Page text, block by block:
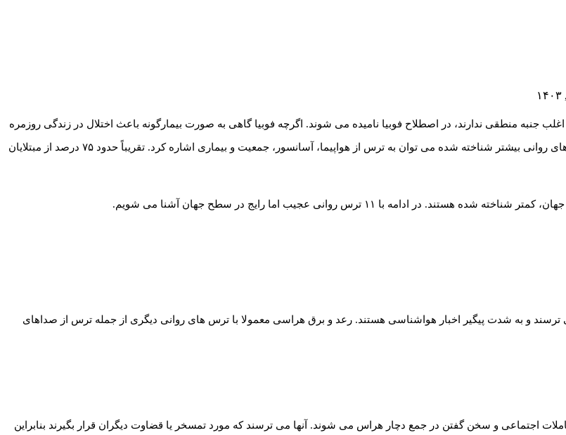
جنبه منطقی ندارند، در اصطلاح فوبیا نامیده می شوند. اگرچه فوبیا گاهی به صورت بیمارگونه باعث اختلال در زندگی روزمره
و اجتماعی فرد می شود، اما فرد مبتلا توانایی کنترل هراس خود را ندارد. از جمله ترس های روانی بیشتر شناخته شده می توان به ترس از هواپیما، آسانسور، جمعیت و بیماری اشاره کرد. تقریباً حدود ۷۵ درصد از مبتلایان
با ۱۱ ترس روانی عجیب اما رایج در سطح جهان آشنا می شویم.
و به شدت پیگیر اخبار هواشناسی هستند. رعد و برق هراسی معمولا با ترس های روانی دیگری از جمله ترس از صداهای
اجتماعی و سخن گفتن در جمع دچار هراس می شوند. آنها می ترسند که مورد تمسخر یا قضاوت دیگران قرار بگیرند بنابراین